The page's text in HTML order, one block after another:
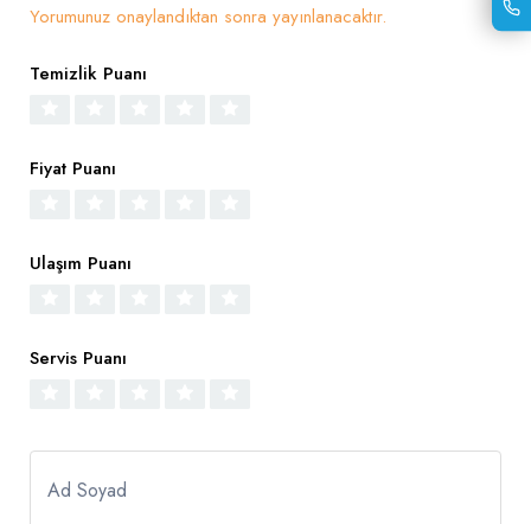
Yorumunuz onaylandıktan sonra yayınlanacaktır.
Temizlik Puanı
Fiyat Puanı
Ulaşım Puanı
Servis Puanı
Ad Soyad